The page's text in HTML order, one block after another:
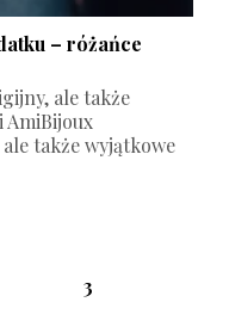
– różańce
ale także
AmiBijoux
także wyjątkowe
3